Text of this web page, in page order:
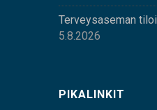
Terveysaseman
5.8.2026
PIKALINKIT